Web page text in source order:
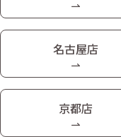
名古屋店
京都店